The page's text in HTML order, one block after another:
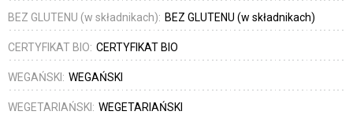
BEZ GLUTENU (w składnikach): BEZ GLUTENU (w składnikach)
CERTYFIKAT BIO: CERTYFIKAT BIO
WEGAŃSKI: WEGAŃSKI
WEGETARIAŃSKI: WEGETARIAŃSKI